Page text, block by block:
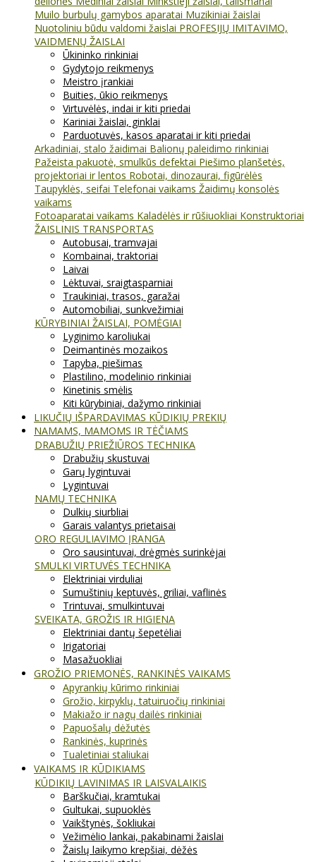
Muilo burbulų gamybos aparatai Muzikiniai žaislai
Nuotoliniu būdu valdomi žaislai PROFESIJŲ IMITAVIMO,
VAIDMENŲ ŽAISLAI
Ūkininko rinkiniai
Gydytojo reikmenys
Meistro įrankiai
Buities, ūkio reikmenys
Virtuvėlės, indai ir kiti priedai
Kariniai žaislai, ginklai
Parduotuvės, kasos aparatai ir kiti priedai
Arkadiniai, stalo žaidimai Balionų paleidimo rinkiniai
Pažeista pakuotė, smulkūs defektai Piešimo planšetės,
projektoriai ir lentos Robotai, dinozaurai, figūrėlės
Taupyklės, seifai Telefonai vaikams Žaidimų konsolės
vaikams
Fotoaparatai vaikams Kaladėlės ir rūšiuokliai Konstruktoriai
ŽAISLINIS TRANSPORTAS
Autobusai, tramvajai
Kombainai, traktoriai
Laivai
Lėktuvai, sraigtasparniai
Traukiniai, trasos, garažai
Automobiliai, sunkvežimiai
KŪRYBINIAI ŽAISLAI, POMĖGIAI
Lyginimo karoliukai
Deimantinės mozaikos
Tapyba, piešimas
Plastilino, modelinio rinkiniai
Kinetinis smėlis
Kiti kūrybiniai, dažymo rinkiniai
LIKUČIŲ IŠPARDAVIMAS KŪDIKIŲ PREKIŲ
NAMAMS, MAMOMS IR TĖČIAMS
DRABUŽIŲ PRIEŽIŪROS TECHNIKA
Drabužių skustuvai
Garų lygintuvai
Lygintuvai
NAMŲ TECHNIKA
Dulkių siurbliai
Garais valantys prietaisai
ORO REGULIAVIMO ĮRANGA
Oro sausintuvai, drėgmės surinkėjai
SMULKI VIRTUVĖS TECHNIKA
Elektriniai virduliai
Sumuštinių keptuvės, griliai, vaflinės
Trintuvai, smulkintuvai
SVEIKATA, GROŽIS IR HIGIENA
Elektriniai dantų šepetėliai
Irigatoriai
Masažuokliai
GROŽIO PRIEMONĖS, RANKINĖS VAIKAMS
Apyrankių kūrimo rinkiniai
Grožio, kirpyklų, tatuiruočių rinkiniai
Makiažo ir nagų dailės rinkiniai
Papuošalų dėžutės
Rankinės, kuprinės
Tualetiniai staliukai
VAIKAMS IR KŪDIKIAMS
KŪDIKIŲ LAVINIMAS IR LAISVALAIKIS
Barškučiai, kramtukai
Gultukai, supuoklės
Vaikštynės, šokliukai
Vežimėlio lankai, pakabinami žaislai
Žaislų laikymo krepšiai, dėžės